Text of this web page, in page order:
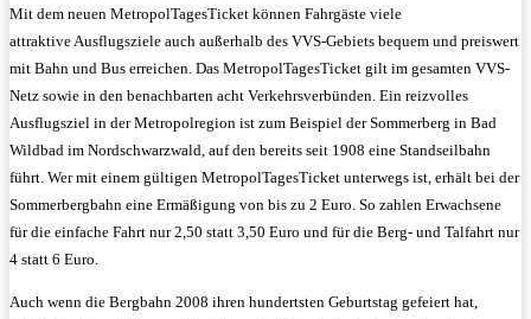
Mit dem neuen MetropolTagesTicket können Fahrgäste viele
attraktive Ausflugsziele auch außerhalb des VVS-Gebiets bequem und preiswert
mit Bahn und Bus erreichen. Das MetropolTagesTicket gilt im gesamten VVS-
Netz sowie in den benachbarten acht Verkehrsverbünden. Ein reizvolles
Ausflugsziel in der Metropolregion ist zum Beispiel der Sommerberg in Bad
Wildbad im Nordschwarzwald, auf den bereits seit 1908 eine Standseilbahn
führt. Wer mit einem gültigen MetropolTagesTicket unterwegs ist, erhält bei der
Sommerbergbahn eine Ermäßigung von bis zu 2 Euro. So zahlen Erwachsene
für die einfache Fahrt nur 2,50 statt 3,50 Euro und für die Berg- und Talfahrt nur
4 statt 6 Euro.
Auch wenn die Bergbahn 2008 ihren hundertsten Geburtstag gefeiert hat,